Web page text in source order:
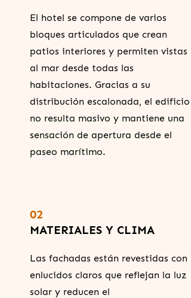
El hotel se compone de varios
bloques articulados que crean
patios interiores y permiten vistas
al mar desde todas las
habitaciones. Gracias a su
distribución escalonada, el edificio
no resulta masivo y mantiene una
sensación de apertura desde el
paseo marítimo.
02
MATERIALES Y CLIMA
Las fachadas están revestidas con
enlucidos claros que reflejan la luz
solar y reducen el